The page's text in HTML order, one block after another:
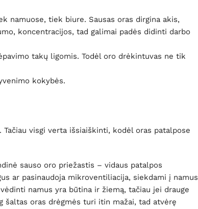
namuose, tiek biure. Sausas oras dirgina akis,
koncentracijos, tad galimai padės didinti darbo
takų ligomis. Todėl oro drėkintuvas ne tik
kokybės.
visgi verta išsiaiškinti, kodėl oras patalpose
sauso oro priežastis – vidaus patalpos
ar pasinaudoja mikroventiliacija, siekdami į namus
namus yra būtina ir žiemą, tačiau jei drauge
šaltas oras drėgmės turi itin mažai, tad atvėrę